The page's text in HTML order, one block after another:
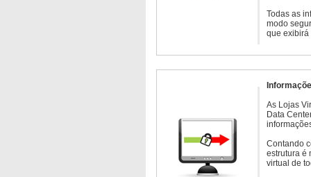
Todas as
modo
que exibirá
As Lojas
Data
Contando
estrutura é
virtual de